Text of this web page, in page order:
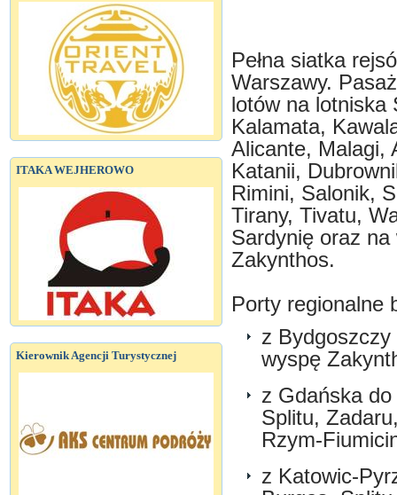
ITAKA WEJHEROWO
Kierownik Agencji Turystycznej
Pełna siatka
Warszawy.
lotów na lotniska
Kalamata,
Alicante, Malagi,
Katanii,
Rimini, Salonik,
Tirany, Tivatu,
Sardynię oraz
Zakynthos.
Porty regionalne
z
wyspę
z Gdańska
Splitu,
Rzym-
z Katowic-